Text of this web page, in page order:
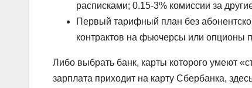
расписками; 0.15-3% комиссии за
Первый тарифный план без
контрактов на фьючерсы или опционы
Либо выбрать банк, карты которого умеют
зарплата приходит на карту Сбербанка,